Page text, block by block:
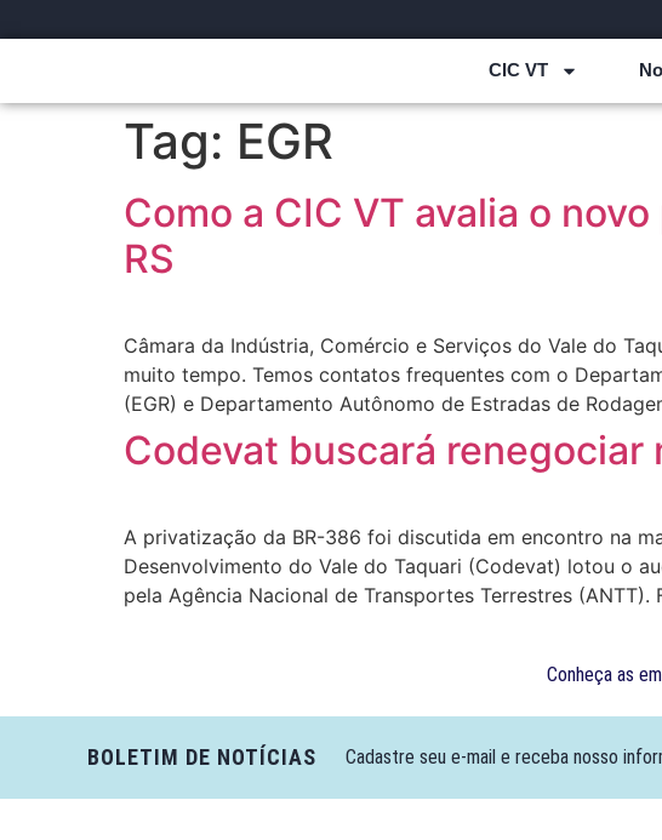
CIC VT
Tag: EGR
Como a CIC VT avalia o
RS
Câmara da Indústria, Comércio e Serviços do Vale do
muito tempo. Temos contatos frequentes com o
(EGR) e Departamento Autônomo de Estradas de
Codevat buscará
A privatização da BR-386 foi discutida em encontro na
Desenvolvimento do Vale do Taquari (Codevat) lotou o
pela Agência Nacional de Transportes Terrestres
Conheça as
BOLETIM DE NOTÍCIAS Cadastre seu e-mail e receba nosso